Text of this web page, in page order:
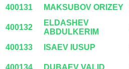
400131 MAKSUBOV ORIZEY
400132
ELDASHEV
ABDULKERIM
400133 ISAEV IUSUP
400134 DUBAEV VALID